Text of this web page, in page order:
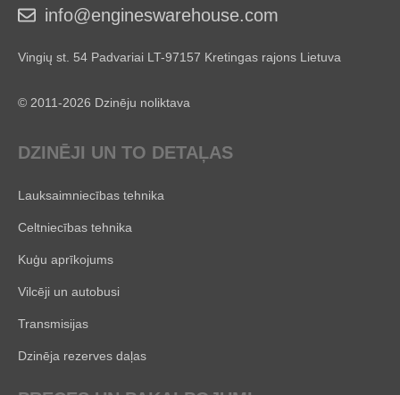
info@engineswarehouse.com
Vingių st. 54 Padvariai LT-97157 Kretingas rajons Lietuva
© 2011-2026 Dzinēju noliktava
DZINĒJI UN TO DETAĻAS
Lauksaimniecības tehnika
Celtniecības tehnika
Kuģu aprīkojums
Vilcēji un autobusi
Transmisijas
Dzinēja rezerves daļas